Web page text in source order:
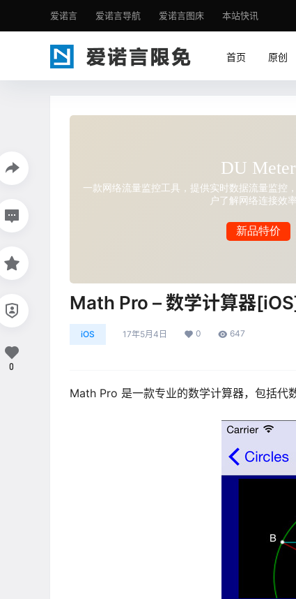
爱诺言 爱诺言导航 爱诺言图床 本站快讯
首页 原创
Math Pro – 数学计算器
iOS 17年5月4日 0 647
Math Pro 是一款专业的数学计算器，包括代
0